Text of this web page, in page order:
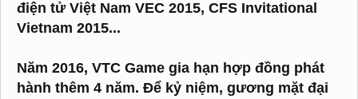
điện tử Việt Nam VEC 2015, CFS Invitational
Vietnam 2015...
Năm 2016, VTC Game gia hạn hợp đồng phát
hành thêm 4 năm. Để kỷ niệm, gương mặt đại